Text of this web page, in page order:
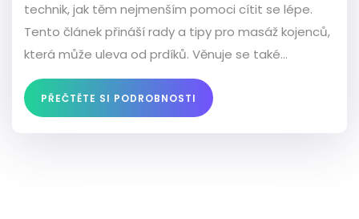
technik, jak těm nejmenším pomoci cítit se lépe.
Tento článek přináší rady a tipy pro masáž kojenců,
která může uleva od prdíků. Věnuje se také
důležitosti stravy a dalších jednoduchých triků pro
lepší trávení.
PŘEČTĚTE SI PODROBNOSTI